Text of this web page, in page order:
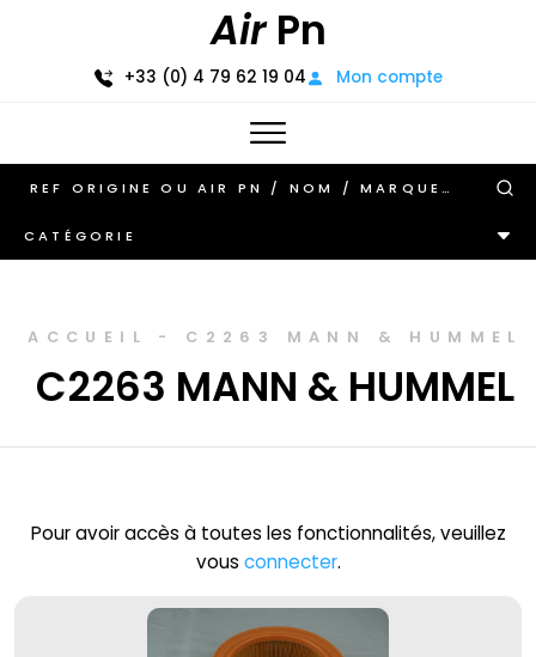
AirPn
+33 (0) 4 79 62 19 04 Mon compte
CATÉGORIE
ACCUEIL - C2263 MANN & HUMMEL
C2263 MANN & HUMMEL
Pour avoir accès à toutes les fonctionnalités, veuillez
vous connecter.